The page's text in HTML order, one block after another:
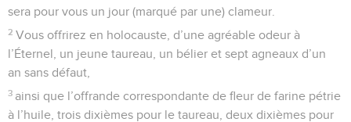
sera pour vous un jour (marqué par une) clameur.
2 Vous offrirez en holocauste, d’une agréable odeur à
l’Éternel, un jeune taureau, un bélier et sept agneaux d’un
an sans défaut,
3 ainsi que l’offrande correspondante de fleur de farine pétrie
à l’huile, trois dixièmes pour le taureau, deux dixièmes pour